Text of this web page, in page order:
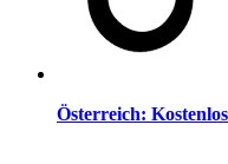
Österreich: